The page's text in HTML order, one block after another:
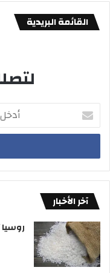
القائمة البريدية
أدخل
بريدك
الإلكتروني
آخر الأخبار
روسيا